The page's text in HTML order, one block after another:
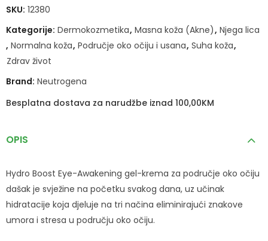
SKU: 12380
Kategorije: Dermokozmetika, Masna koža (Akne), Njega lica
, Normalna koža, Područje oko očiju i usana, Suha koža,
Zdrav život
Brand: Neutrogena
Besplatna dostava za narudžbe iznad 100,00KM
OPIS
Hydro Boost Eye-Awakening gel-krema za područje oko očiju
dašak je svježine na početku svakog dana, uz učinak
hidratacije koja djeluje na tri načina eliminirajući znakove
umora i stresa u području oko očiju.